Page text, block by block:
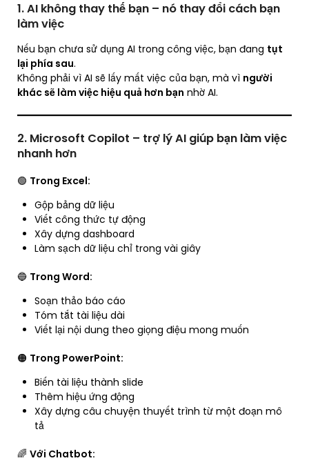
1. AI không thay thế bạn – nó thay đổi cách bạn
làm việc
Nếu bạn chưa sử dụng AI trong công việc, bạn đang tụt
lại phía sau.
Không phải vì AI sẽ lấy mất việc của bạn, mà vì người
khác sẽ làm việc hiệu quả hơn bạn nhờ AI.
2. Microsoft Copilot – trợ lý AI giúp bạn làm việc
nhanh hơn
🟢 Trong Excel:
Gộp bảng dữ liệu
Viết công thức tự động
Xây dựng dashboard
Làm sạch dữ liệu chỉ trong vài giây
🔵 Trong Word:
Soạn thảo báo cáo
Tóm tắt tài liệu dài
Viết lại nội dung theo giọng điệu mong muốn
🟠 Trong PowerPoint:
Biến tài liệu thành slide
Thêm hiệu ứng động
Xây dựng câu chuyện thuyết trình từ một đoạn mô
tả
🌈 Với Chatbot: